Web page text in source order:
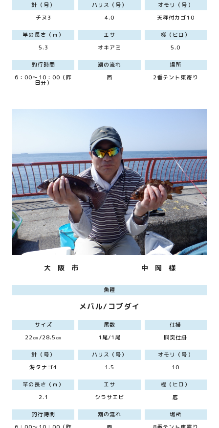
針（号）
チヌ3
ハリス（号）
4.0
オモリ（号）
天秤付カゴ10
竿の長さ（ｍ）
5.3
エサ
オキアミ
棚（ヒロ）
5.0
釣行時間
6：00～10：00（昨
日分）
潮の流れ
西
場所
2番テント東寄り
大 阪 市 中 岡 様
魚種
メバル/コブダイ
サイズ
22㎝/28.5㎝
尾数
1尾/1尾
仕掛
胴突仕掛
針（号）
海タナゴ4
ハリス（号）
1.5
オモリ（号）
10
竿の長さ（ｍ）
2.1
エサ
シラサエビ
棚（ヒロ）
底
釣行時間
潮の流れ
場所